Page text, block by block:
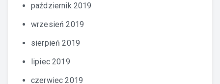
październik 2019
wrzesień 2019
sierpień 2019
lipiec 2019
czerwiec 2019